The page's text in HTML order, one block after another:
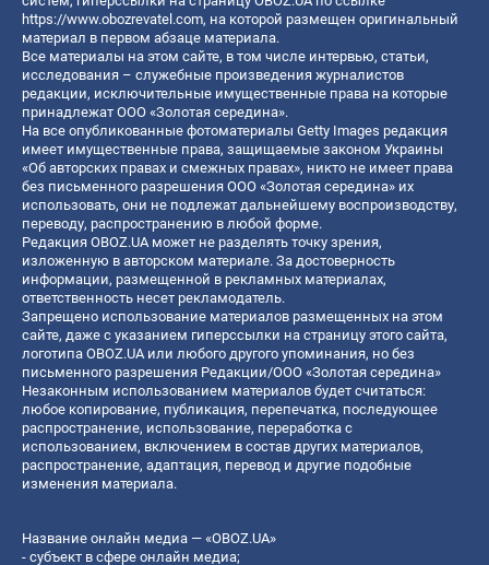
https://www.obozrevatel.com, на которой размещен оригинальный
материал в первом абзаце материала.
Все материалы на этом сайте, в том числе интервью, статьи,
исследования – служебные произведения журналистов
редакции, исключительные имущественные права на которые
принадлежат ООО «Золотая середина».
На все опубликованные фотоматериалы Getty Images редакция
имеет имущественные права, защищаемые законом Украины
«Об авторских правах и смежных правах», никто не имеет права
без письменного разрешения ООО «Золотая середина» их
использовать, они не подлежат дальнейшему воспроизводству,
переводу, распространению в любой форме.
Редакция OBOZ.UA может не разделять точку зрения,
изложенную в авторском материале. За достоверность
информации, размещенной в рекламных материалах,
ответственность несет рекламодатель.
Запрещено использование материалов размещенных на этом
сайте, даже с указанием гиперссылки на страницу этого сайта,
логотипа OBOZ.UA или любого другого упоминания, но без
письменного разрешения Редакции/ООО «Золотая середина»
Незаконным использованием материалов будет считаться:
любое копирование, публикация, перепечатка, последующее
распространение, использование, переработка с
использованием, включением в состав других материалов,
распространение, адаптация, перевод и другие подобные
изменения материала.
Название онлайн медиа — «OBOZ.UA»
- субъект в сфере онлайн медиа;